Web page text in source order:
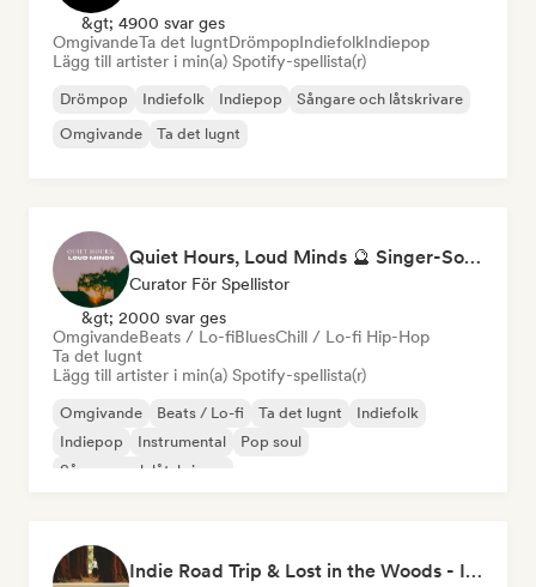
&gt; 4900 svar ges
OmgivandeTa det lugntDrömpopIndiefolkIndiepop
Lägg till artister i min(a) Spotify-spellista(r)
Drömpop Indiefolk Indiepop
Sångare och låtskrivare
Omgivande
Ta det lugnt
Quiet Hours, Loud Minds 🔮 Singer-Songwriter, Bedroom Pop & Dream Pop
Curator För Spellistor
&gt; 2000 svar ges
OmgivandeBeats / Lo-fiBluesChill / Lo-fi Hip-Hop
Ta det lugnt
Lägg till artister i min(a) Spotify-spellista(r)
Omgivande Beats / Lo-fi Ta det lugnt
Indiefolk
Indiepop
Instrumental
Pop soul
Sångare och låtskrivare
Indie Road Trip & Lost in the Woods - Indie Folk, Folk Pop, Folk Rock & Singer-Songwriter